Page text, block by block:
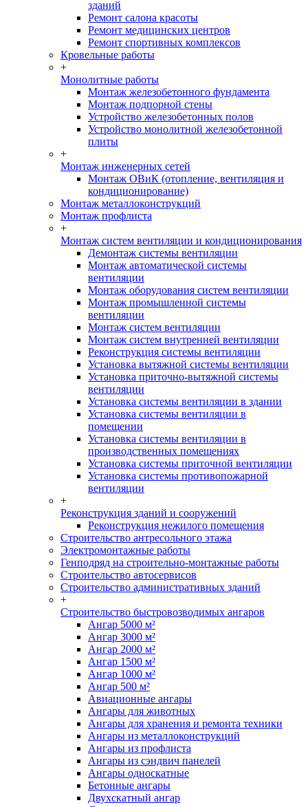
зданий
Ремонт салона красоты
Ремонт медицинских центров
Ремонт спортивных комплексов
Кровельные работы
+
Монолитные работы
Монтаж железобетонного фундамента
Монтаж подпорной стены
Устройство железобетонных полов
Устройство монолитной железобетонной
плиты
+
Монтаж инженерных сетей
Монтаж ОВиК (отопление, вентиляция и
кондиционирование)
Монтаж металлоконструкций
Монтаж профлиста
+
Монтаж систем вентиляции и кондиционирования
Демонтаж системы вентиляции
Монтаж автоматической системы
вентиляции
Монтаж оборудования систем вентиляции
Монтаж промышленной системы
вентиляции
Монтаж систем вентиляции
Монтаж систем внутренней вентиляции
Реконструкция системы вентиляции
Установка вытяжной системы вентиляции
Установка приточно-вытяжной системы
вентиляции
Установка системы вентиляции в здании
Установка системы вентиляции в
помещении
Установка системы вентиляции в
производственных помещениях
Установка системы приточной вентиляции
Установка системы противопожарной
вентиляции
+
Реконструкция зданий и сооружений
Реконструкция нежилого помещения
Строительство антресольного этажа
Электромонтажные работы
Генподряд на строительно-монтажные работы
Строительство автосервисов
Строительство административных зданий
+
Строительство быстровозводимых ангаров
Ангар 5000 м²
Ангар 3000 м²
Ангар 2000 м²
Ангар 1500 м²
Ангар 1000 м²
Ангар 500 м²
Авиационные ангары
Ангары для животных
Ангары для хранения и ремонта техники
Ангары из металлоконструкций
Ангары из профлиста
Ангары из сэндвич панелей
Ангары односкатные
Бетонные ангары
Двухскатный ангар